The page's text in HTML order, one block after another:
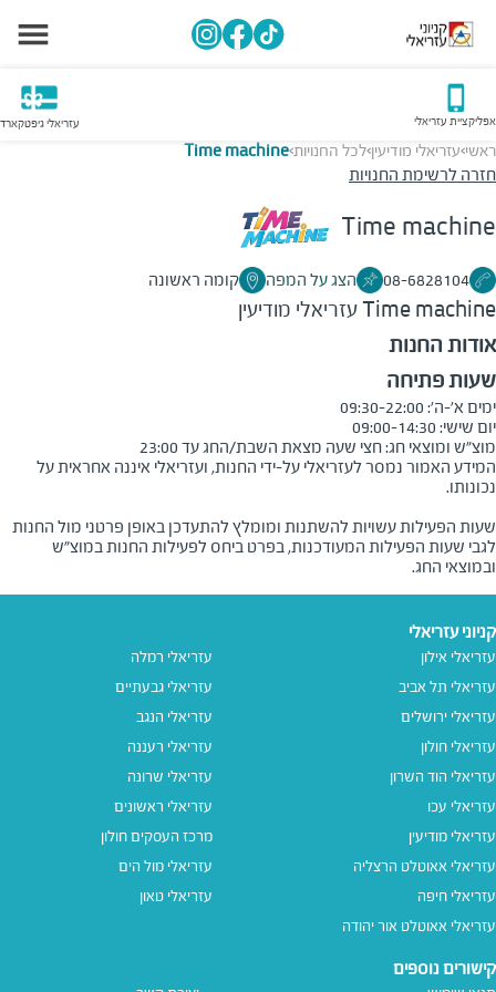
אפליקציית עזריאלי עזריאלי גיפטקארד
ראשי>עזריאלי מודיעין>לכל החנויות>
Time machine
חזרה לרשימת החנויות
Time machine
08-6828104 הצג על המפה קומה ראשונה
Time machineעזריאלי מודיעין
אודות החנות
שעות פתיחה
מוצ"ש ומוצאי חג: חצי שעה מצאת השבת/החג עד 23:00
המידע האמור נמסר לעזריאלי על-ידי החנות, ועזריאלי איננה אחראית על
שעות הפעילות עשויות להשתנות ומומלץ להתעדכן באופן פרטני מול החנות
לגבי שעות הפעילות המעודכנות, בפרט ביחס לפעילות החנות במוצ"ש
ובמוצאי החג.
קניוני עזריאלי
עזריאלי אילון
עזריאלי תל אביב
עזריאלי ירושלים
עזריאלי חולון
עזריאלי הוד השרון
עזריאלי עכו
עזריאלי מודיעין
עזריאלי אאוטלט הרצליה
עזריאלי חיפה
עזריאלי אאוטלט אור יהודה
עזריאלי רמלה
עזריאלי גבעתיים
עזריאלי הנגב
עזריאלי רעננה
עזריאלי שרונה
עזריאלי ראשונים
מרכז העסקים חולון
עזריאלי מול הים
עזריאלי טאון
קישורים נוספים